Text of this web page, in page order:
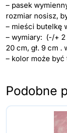
– pasek
rozmiar nosisz,
– mieści butelkę
– wymiary: (-/+ 2
20 cm, gł. 9 cm .
– kolor może
Podobne